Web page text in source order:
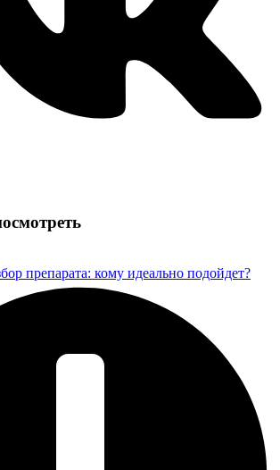
препарата: кому идеально подойдет?